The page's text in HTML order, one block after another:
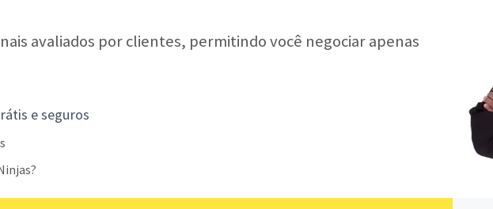
avaliados por clientes, permitindo você negociar apenas
e seguros